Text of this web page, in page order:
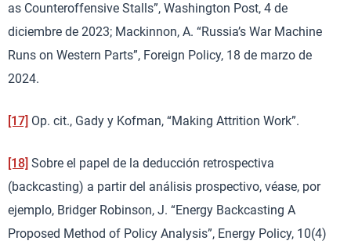
as Counteroffensive Stalls”, Washington Post, 4 de
diciembre de 2023; Mackinnon, A. “Russia’s War Machine
Runs on Western Parts”, Foreign Policy, 18 de marzo de
2024.
[17] Op. cit., Gady y Kofman, “Making Attrition Work”.
[18] Sobre el papel de la deducción retrospectiva
(backcasting) a partir del análisis prospectivo, véase, por
ejemplo, Bridger Robinson, J. “Energy Backcasting A
Proposed Method of Policy Analysis”, Energy Policy, 10(4)